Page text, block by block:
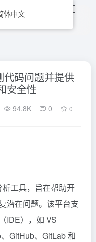
代码问题并提供
安全性
94.8K 0 0
工具，旨在帮助开
潜在问题。该平台支
IDE），如 VS
GitHub、GitLab 和
体中文